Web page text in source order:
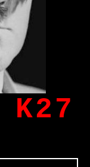
K27